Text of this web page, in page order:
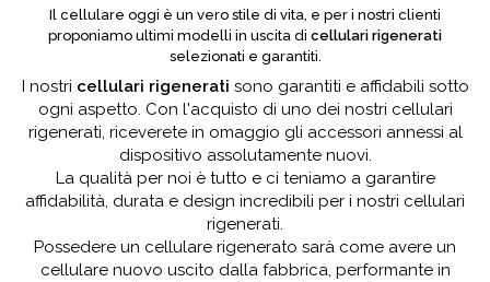
Il cellulare oggi è un vero stile di vita, e per i nostri clienti
proponiamo ultimi modelli in uscita di cellulari rigenerati
selezionati e garantiti.
I nostri cellulari rigenerati sono garantiti e affidabili sotto
ogni aspetto. Con l'acquisto di uno dei nostri cellulari
rigenerati, riceverete in omaggio gli accessori annessi al
dispositivo assolutamente nuovi.
La qualità per noi è tutto e ci teniamo a garantire
affidabilità, durata e design incredibili per i nostri cellulari
rigenerati.
Possedere un cellulare rigenerato sarà come avere un
cellulare nuovo uscito dalla fabbrica, performante in